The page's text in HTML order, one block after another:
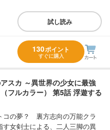
試し読み
130ポイント
すぐに購入
アスカ ～異世界の少女に最強
フルカラー） 第5話 浮遊する
コの夢？ 裏方志向の万能クラ
す女剣士による、二人三脚の異